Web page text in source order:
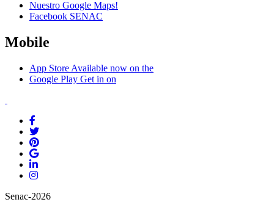
Nuestro Google Maps!
Facebook SENAC
Mobile
App Store Available now on the
Google Play Get in on
Senac-2026